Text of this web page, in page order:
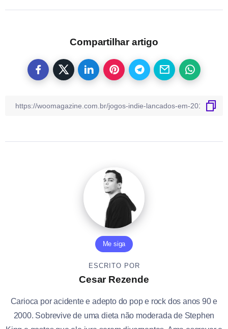
Compartilhar artigo
Me siga
ESCRITO POR
Cesar Rezende
Carioca por acidente e adepto do pop e rock dos anos 90 e
2000. Sobrevive de uma dieta não moderada de Stephen